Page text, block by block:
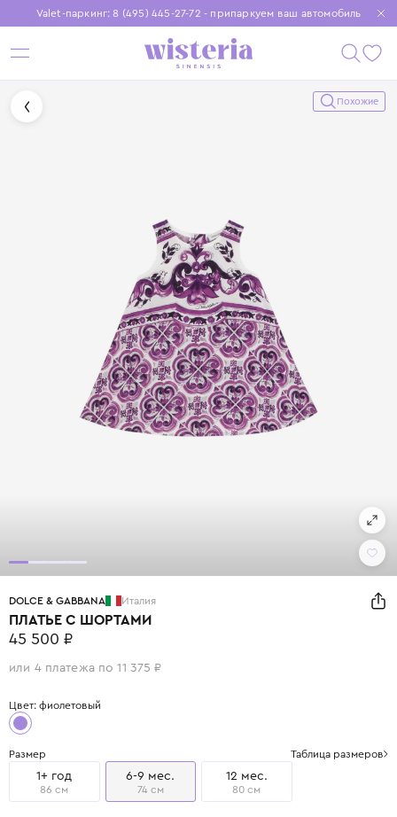
Valet-паркинг: 8 (495) 445-27-72 - припаркуем ваш автомобиль
Бесплатная доставка при заказе от 15 000 ₽
Установите приложение, чтобы покупки были еще удобнее
Похожие
DOLCE & GABBANA Италия
ПЛАТЬЕ С ШОРТАМИ
45 500 ₽
или 4 платежа по 11 375 ₽
Цвет: фиолетовый
Размер Таблица размеров
1+ год
86 см
6-9 мес.
74 см
12 мес.
80 см